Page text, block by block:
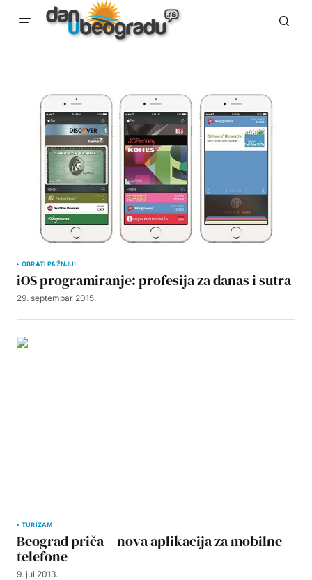
OBRATI PAŽNJU!
iOS programiranje: profesija za danas i sutra
29. septembar 2015.
TURIZAM
Beograd priča – nova aplikacija za mobilne
telefone
9. jul 2013.